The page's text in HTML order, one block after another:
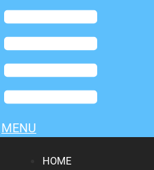
Flyout
Menu
MENU
HOME